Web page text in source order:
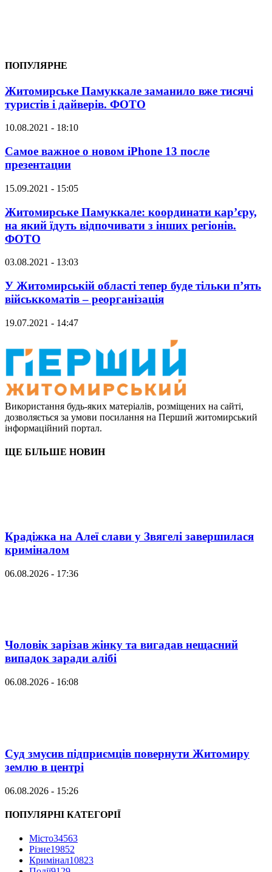
ПОПУЛЯРНЕ
Житомирське Памуккале заманило вже тисячі
туристів і дайверів. ФОТО
10.08.2021 - 18:10
Самое важное о новом iPhone 13 после
презентации
15.09.2021 - 15:05
Житомирське Памуккале: координати кар’єру,
на який їдуть відпочивати з інших регіонів.
ФОТО
03.08.2021 - 13:03
У Житомирській області тепер буде тільки п’ять
військкоматів – реорганізація
19.07.2021 - 14:47
Використання будь-яких матеріалів, розміщених на сайті,
дозволяється за умови посилання на Перший житомирський
інформаційний портал.
ЩЕ БІЛЬШЕ НОВИН
Крадіжка на Алеї слави у Звягелі завершилася
криміналом
06.08.2026 - 17:36
Чоловік зарізав жінку та вигадав нещасний
випадок заради алібі
06.08.2026 - 16:08
Суд змусив підприємців повернути Житомиру
землю в центрі
06.08.2026 - 15:26
ПОПУЛЯРНІ КАТЕГОРІЇ
Місто34563
Різне19852
Кримінал10823